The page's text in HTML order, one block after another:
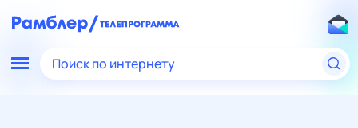
Поиск по интернету